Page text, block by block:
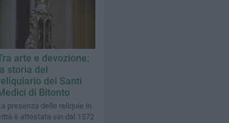
arte e devozione:
la storia del
dei Santi
di Bitonto
presenza delle reliquie in
è attestata sin dal 1572